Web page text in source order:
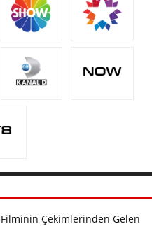
Çekimlerinden Gelen